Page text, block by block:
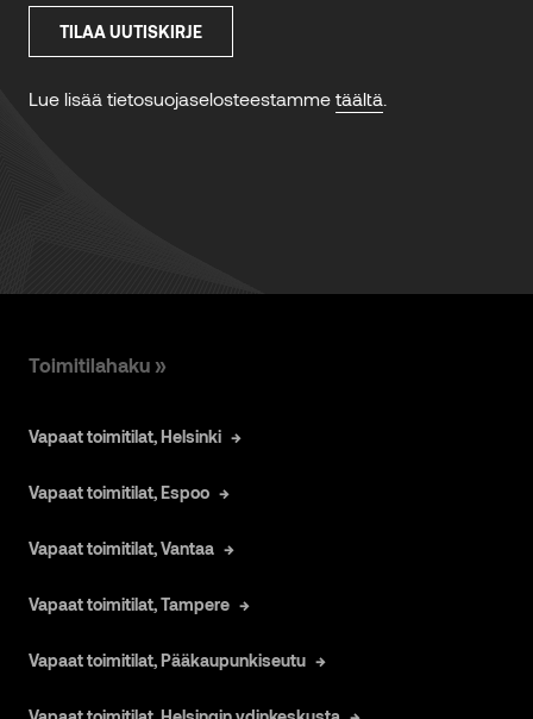
Toimitilahaku »
Vapaat toimitilat, Helsinki
Vapaat toimitilat, Espoo
Vapaat toimitilat, Vantaa
Vapaat toimitilat, Tampere
Vapaat toimitilat, Pääkaupunkiseutu